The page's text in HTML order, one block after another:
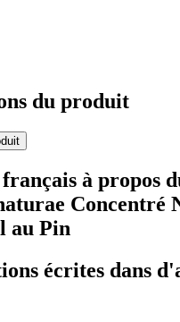
du produit
français à propos
Concentré
au Pin
écrites dans